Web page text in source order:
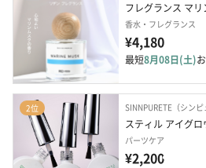
フレグランス マリ
香水・フレグランス
¥4,180
最短8月08日(土)
2位 SINNPURETE（シンピ
スティル アイグ
パーツケア
¥2,200